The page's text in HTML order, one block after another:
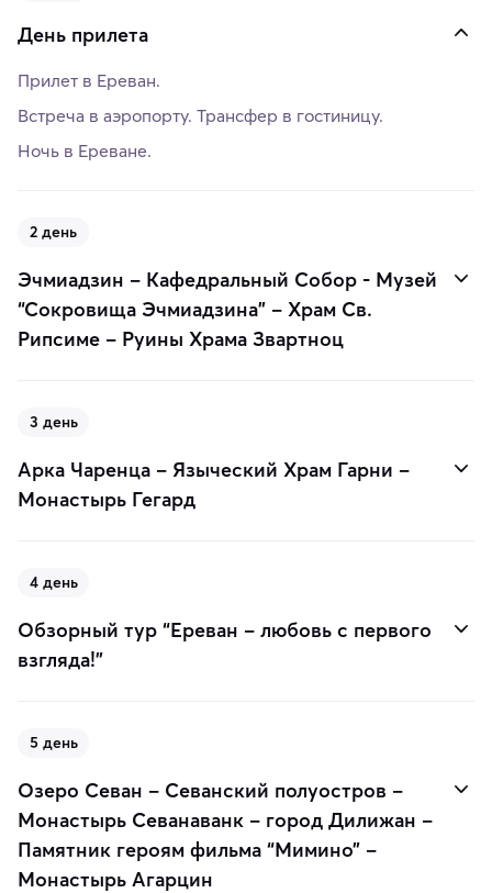
День прилета
Прилет в Ереван.
Встреча в аэропорту. Трансфер в гостиницу.
Ночь в Ереване.
2 день
Эчмиадзин – Кафедральный Собор - Музей
“Сокровища Эчмиадзина” – Храм Св.
Рипсиме – Руины Храма Звартноц
3 день
Арка Чаренца – Языческий Храм Гарни –
Монастырь Гегард
4 день
Обзорный тур “Ереван – любовь с первого
взгляда!”
5 день
Озеро Севан – Севанский полуостров –
Монастырь Севанаванк – город Дилижан –
Памятник героям фильма “Мимино” –
Монастырь Агарцин